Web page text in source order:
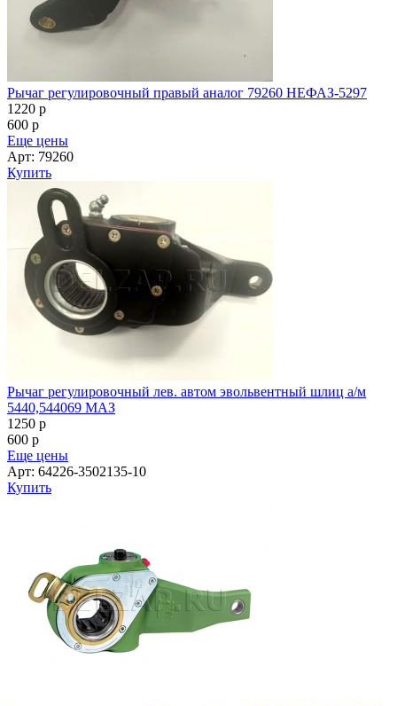
Рычаг регулировочный правый аналог 79260 НЕФАЗ-5297
1220 p
600 p
Еще цены
Арт: 79260
Купить
Рычаг регулировочный лев. автом эвольвентный шлиц а/м
5440,544069 МАЗ
1250 p
600 p
Еще цены
Арт: 64226-3502135-10
Купить